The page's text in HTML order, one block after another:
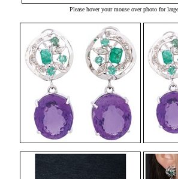
Please hover your mouse over photo for